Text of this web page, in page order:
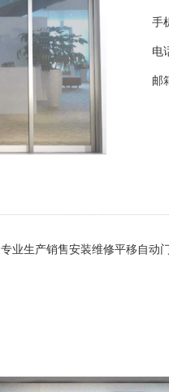
手
电
邮
业生产销售安装维修平移自动